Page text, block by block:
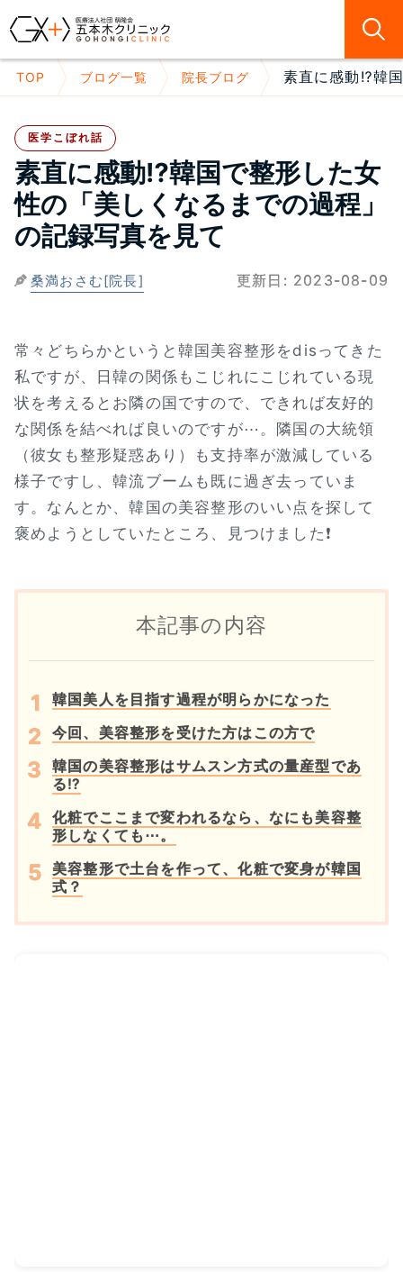
TOP ブログ一覧 院長ブログ 素直に感動⁉韓
医学こぼれ話
素直に感動⁉韓国で整形した女
性の「美しくなるまでの過程」
の記録写真を見て
桑満おさむ[院長] 更新日: 2023-08-09
常々どちらかというと韓国美容整形をdisってきた
私ですが、日韓の関係もこじれにこじれている現
状を考えるとお隣の国ですので、できれば友好的
な関係を結べれば良いのですが⋯。隣国の大統領
（彼女も整形疑惑あり）も支持率が激減している
様子ですし、韓流ブームも既に過ぎ去っていま
す。なんとか、韓国の美容整形のいい点を探して
褒めようとしていたところ、見つけました❗
本記事の内容
韓国美人を目指す過程が明らかになった
今回、美容整形を受けた方はこの方で
韓国の美容整形はサムスン方式の量産型であ
る⁉
化粧でここまで変われるなら、なにも美容整
形しなくても⋯。
美容整形で土台を作って、化粧で変身が韓国
式？